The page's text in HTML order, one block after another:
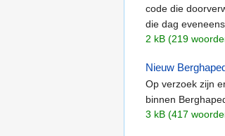
code die
die dag
2 kB (219
Nieuw
Op verzoek zijn
binnen
3 kB (417